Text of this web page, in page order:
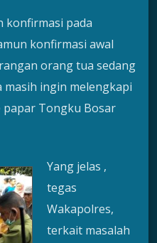
konfirmasi pada
konfirmasi awal
orang tua sedang
masih ingin melengkapi
Tongku Bosar
Yang jelas ,
tegas
Wakapolres,
terkait masalah